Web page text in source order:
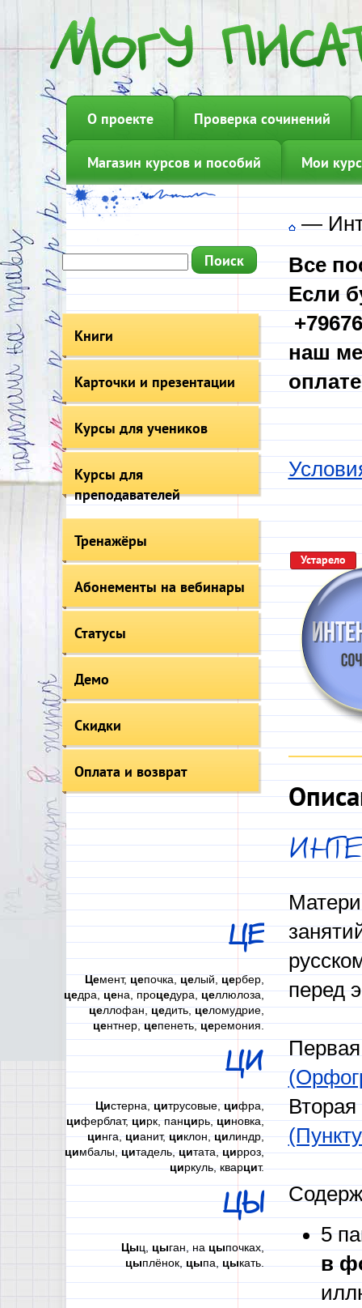
О проекте Проверка сочинений
Магазин курсов и пособий Мои
Книги
Карточки и презентации
Курсы для учеников
Курсы для
преподавателей
Тренажёры
Абонементы на вебинары
Статусы
Демо
Скидки
Оплата и возврат
ЦЕ
Цемент,цепочка,целый,цербер,
цедра,цена, процедура,целлюлоза,
целлофан,цедить,целомудрие,
центнер,цепенеть,церемония.
ЦИ
Цистерна,цитрусовые,цифра,
циферблат,цирк, панцирь,циновка,
цинга,цианит,циклон,цилиндр,
цимбалы,цитадель,цитата,цирроз,
циркуль, кварцит.
ЦЫ
Цыц,цыган, нацыпочках,
цыплёнок, цыпа, цыкать.
—
Все
Если
наш
Устарело
перед
5
в